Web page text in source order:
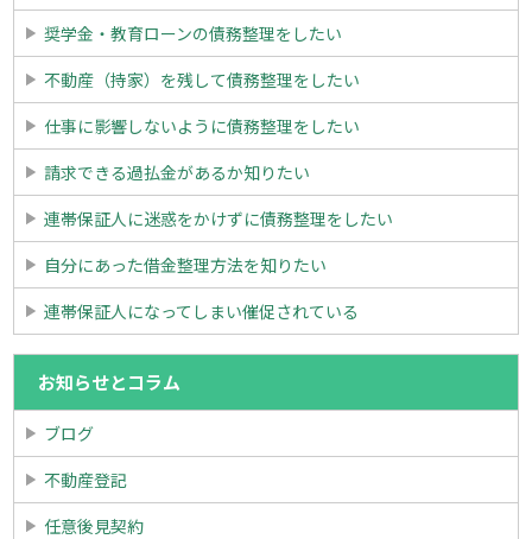
奨学金・教育ローンの債務整理をしたい
不動産（持家）を残して債務整理をしたい
仕事に影響しないように債務整理をしたい
請求できる過払金があるか知りたい
連帯保証人に迷惑をかけずに債務整理をしたい
自分にあった借金整理方法を知りたい
連帯保証人になってしまい催促されている
お知らせとコラム
ブログ
不動産登記
任意後見契約